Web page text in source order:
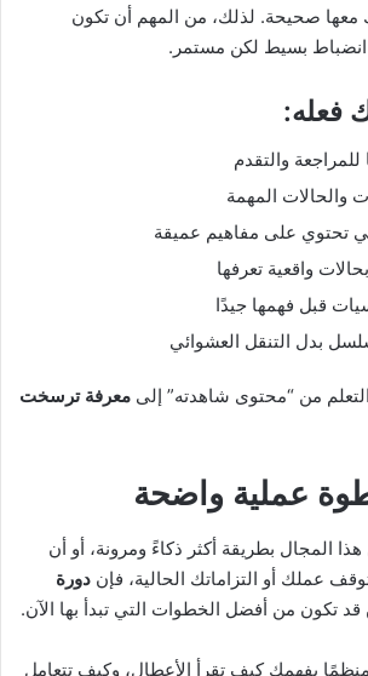
معها صحيحة. لذلك، من المهم أن تكون
انضباط بسيط لكن مستمر.
فعله:
والتقدم
والحالات المهمة
تحتوي على مفاهيم عميقة
واقعية تعرفها
قبل فهمها جيدًا
بدل التنقل العشوائي
من “محتوى شاهدته” إلى معرفة ترسخت
عملية واضحة
المجال بطريقة أكثر ذكاءً ومرونة، أو أن
عملك أو التزاماتك الحالية، فإن دورة
قد تكون من أفضل الخطوات التي تبدأ بها الآن.
يفهمك كيف تقرأ الأعطال، وكيف تتعامل